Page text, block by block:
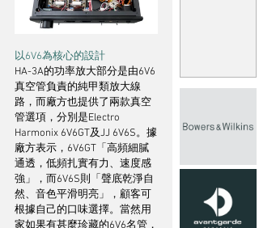
以6V6為核心的設計
HA-3A的功率放大部分是由6V6
真空管負責的純甲類放大線
路，而廠方也提供了兩款真空
管選項，分別是Electro
Harmonix 6V6GT及JJ 6V6S。據
廠方表示，6V6GT「高頻細膩
通透，低頻扎實有力、速度感
強」，而6V6S則「聲底乾淨自
然、音色平滑明亮」，顧客可
根據自己的口味選擇。當然用
家如果有甚麼珍藏的6V6名管，